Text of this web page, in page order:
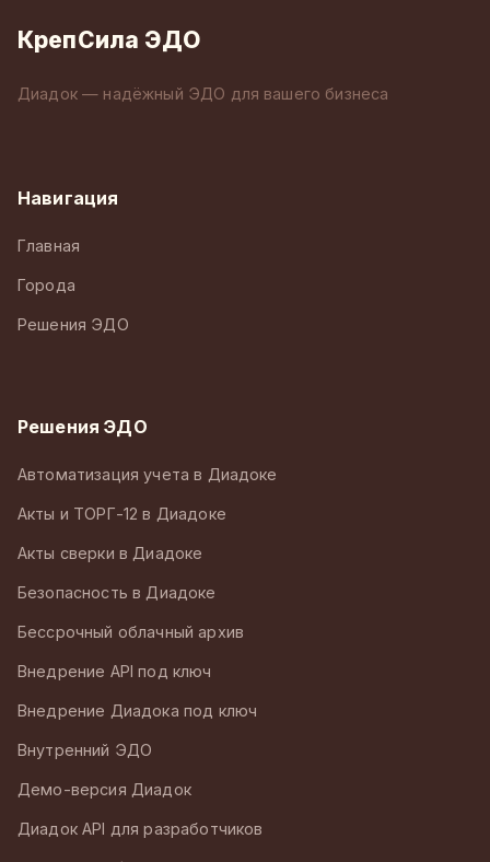
КрепСила ЭДО
Диадок — надёжный ЭДО для вашего бизнеса
Навигация
Главная
Города
Решения ЭДО
Решения ЭДО
Автоматизация учета в Диадоке
Акты и ТОРГ-12 в Диадоке
Акты сверки в Диадоке
Безопасность в Диадоке
Бессрочный облачный архив
Внедрение API под ключ
Внедрение Диадока под ключ
Внутренний ЭДО
Демо-версия Диадок
Диадок API для разработчиков